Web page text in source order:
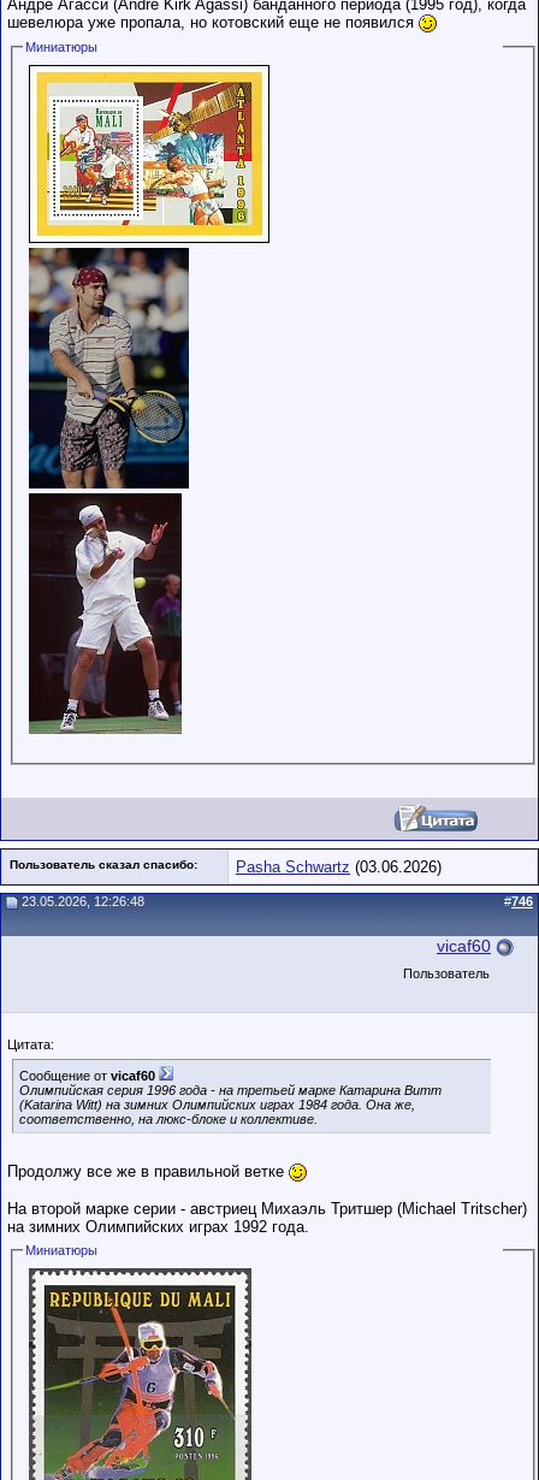
Андре Агасси (Andre Kirk Agassi) банданного периода (1995 год), когда
шевелюра уже пропала, но котовский еще не появился
Миниатюры
Пользователь сказал cпасибо: Pasha Schwartz (03.06.2026)
23.05.2026, 12:26:48 #746
vicaf60
Пользователь
Цитата:
Сообщение от vicaf60
Олимпийская серия 1996 года - на третьей марке Катарина Витт
(Katarina Witt) на зимних Олимпийских играх 1984 года. Она же,
соответственно, на люкс-блоке и коллективе.
Продолжу все же в правильной ветке
На второй марке серии - австриец Михаэль Тритшер (Michael Tritscher)
на зимних Олимпийских играх 1992 года.
Миниатюры